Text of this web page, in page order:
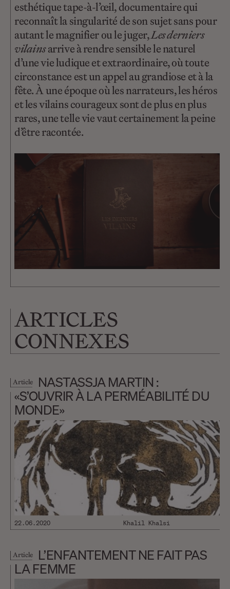
esthétique tape-à-l’œil, documentaire qui
reconnaît la singularité de son sujet sans pour
autant le magnifier ou le juger,Les derniers
vilainsarrive à rendre sensible le naturel
d’une vie ludique et extraordinaire, où toute
circonstance est un appel au grandiose et à la
fête. À une époque où les narrateurs, les héros
et les vilains courageux sont de plus en plus
rares, une telle vie vaut certainement la peine
d’être racontée.
ARTICLES
CONNEXES
Article
NASTASSJA MARTIN :
«S’OUVRIR À LA PERMÉABILITÉ DU
MONDE»
22.06.2020 Khalil Khalsi
Article
L’ENFANTEMENT NE FAIT PAS
LA FEMME